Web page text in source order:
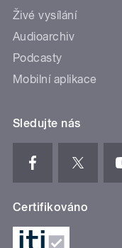
Živé vysílání
Audioarchiv
Podcasty
Mobilní aplikace
Sledujte nás
Certifikováno